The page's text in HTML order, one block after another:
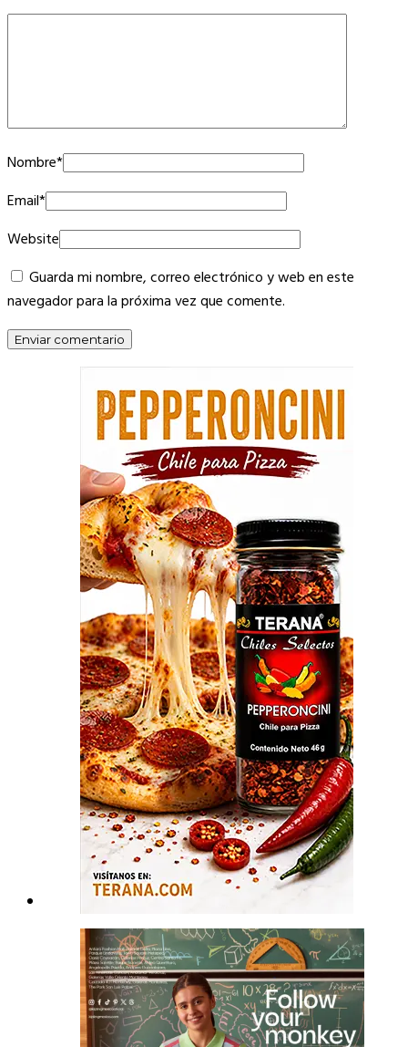
Nombre*
Email*
Website
Guarda mi nombre, correo electrónico y web en este
navegador para la próxima vez que comente.